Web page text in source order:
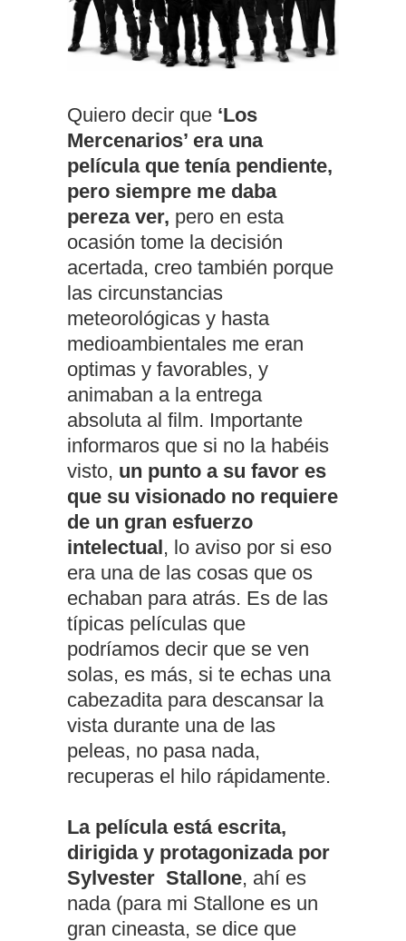
Quiero decir que ‘Los
Mercenarios’ era una
película que tenía pendiente,
pero siempre me daba
pereza ver, pero en esta
ocasión tome la decisión
acertada, creo también porque
las circunstancias
meteorológicas y hasta
medioambientales me eran
optimas y favorables, y
animaban a la entrega
absoluta al film. Importante
informaros que si no la habéis
visto, un punto a su favor es
que su visionado no requiere
de un gran esfuerzo
intelectual, lo aviso por si eso
era una de las cosas que os
echaban para atrás. Es de las
típicas películas que
podríamos decir que se ven
solas, es más, si te echas una
cabezadita para descansar la
vista durante una de las
peleas, no pasa nada,
recuperas el hilo rápidamente.
La película está escrita,
dirigida y protagonizada por
Sylvester Stallone, ahí es
nada (para mi Stallone es un
gran cineasta, se dice que